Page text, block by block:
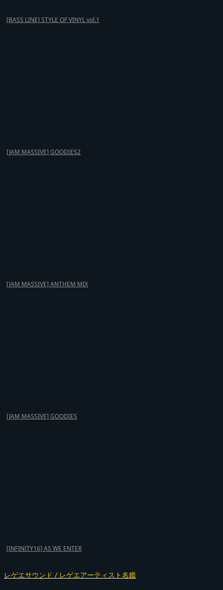
[BASS LINE] STYLE OF VINYL vol.1
[JAM MASSIVE] GOODIES2
[JAM MASSIVE] ANTHEM MIX
[JAM MASSIVE] GOODIES
[INFINITY16] AS WE ENTER
レゲエサウンド / レゲエアーティスト名鑑